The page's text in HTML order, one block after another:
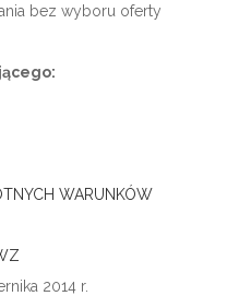
bez wyboru oferty
WARUNKÓW
2014 r.